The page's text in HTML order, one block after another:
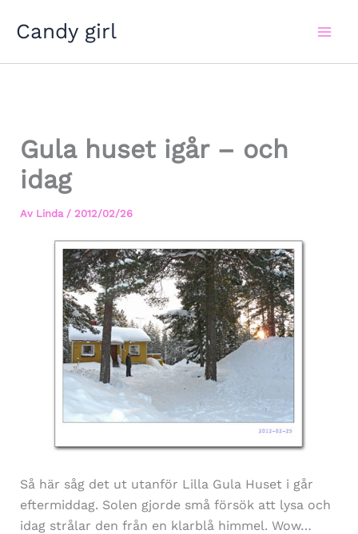
Candy girl
Gula huset igår – och
idag
Av Linda / 2012/02/26
Så här såg det ut utanför Lilla Gula Huset i går
eftermiddag. Solen gjorde små försök att lysa och
idag strålar den från en klarblå himmel. Wow…